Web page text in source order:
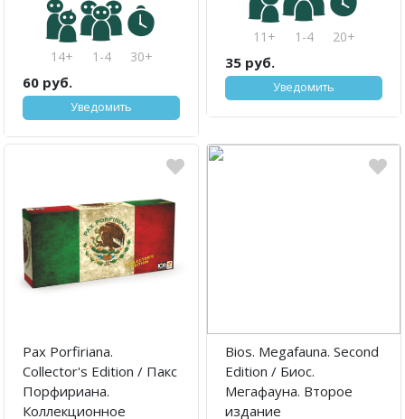
14+ 1-4 30+
60 руб.
Уведомить
11+ 1-4 20+
35 руб.
Уведомить
Pax Porfiriana.
Collector's Edition / Пакс
Порфириана.
Коллекционное
Bios. Megafauna. Second
Edition / Биос.
Мегафауна. Второе
издание